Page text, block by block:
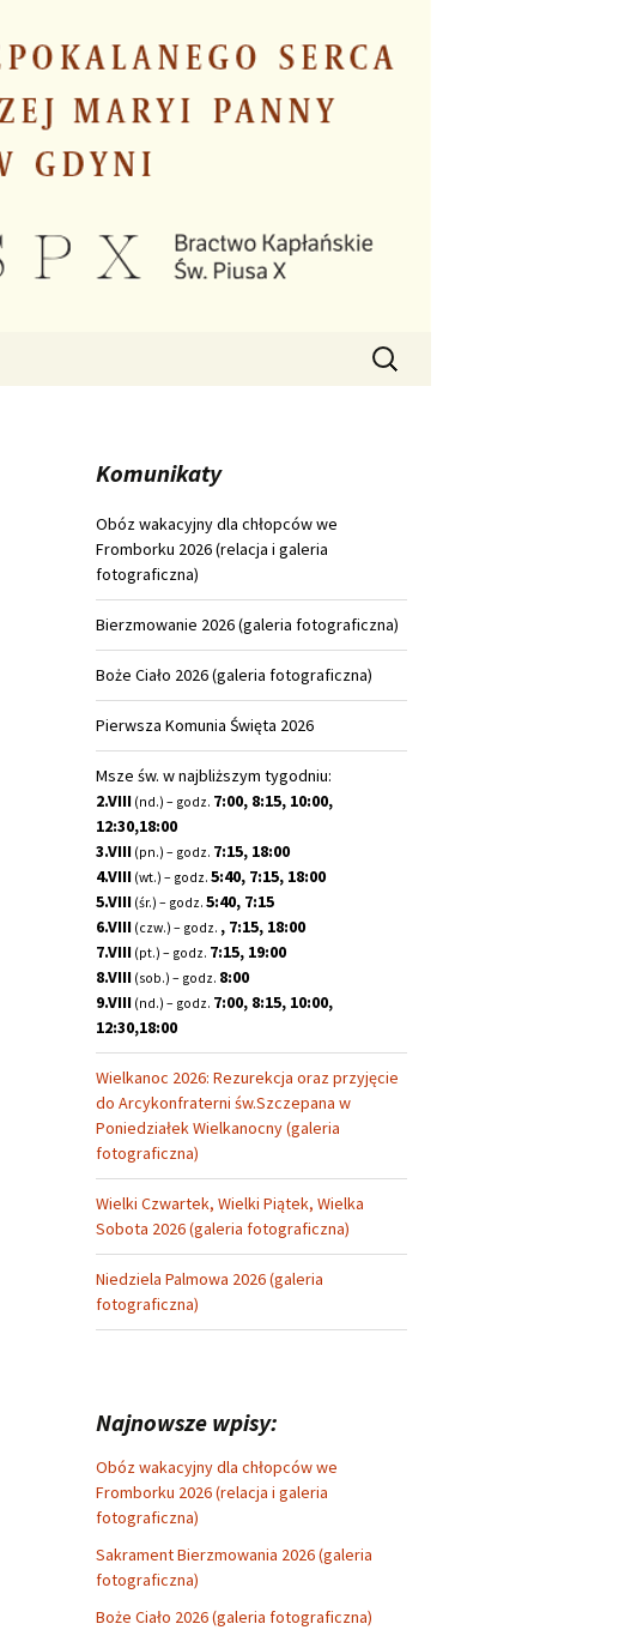
Szukaj:
Komunikaty
Obóz wakacyjny dla chłopców we
Fromborku 2026 (relacja i galeria
fotograficzna)
Bierzmowanie 2026 (galeria fotograficzna)
Boże Ciało 2026 (galeria fotograficzna)
Pierwsza Komunia Święta 2026
Msze św. w najbliższym tygodniu:
2.VIII (nd.) – godz. 7:00, 8:15, 10:00,
12:30,18:00
3.VIII (pn.) – godz. 7:15, 18:00
4.VIII (wt.) – godz. 5:40, 7:15, 18:00
5.VIII (śr.) – godz. 5:40, 7:15
6.VIII (czw.) – godz. , 7:15, 18:00
7.VIII (pt.) – godz. 7:15, 19:00
8.VIII (sob.) – godz. 8:00
9.VIII (nd.) – godz. 7:00, 8:15, 10:00,
12:30,18:00
Wielkanoc 2026: Rezurekcja oraz przyjęcie
do Arcykonfraterni św.Szczepana w
Poniedziałek Wielkanocny (galeria
fotograficzna)
Wielki Czwartek, Wielki Piątek, Wielka
Sobota 2026 (galeria fotograficzna)
Niedziela Palmowa 2026 (galeria
fotograficzna)
Najnowsze wpisy:
Obóz wakacyjny dla chłopców we
Fromborku 2026 (relacja i galeria
fotograficzna)
Sakrament Bierzmowania 2026 (galeria
fotograficzna)
Boże Ciało 2026 (galeria fotograficzna)